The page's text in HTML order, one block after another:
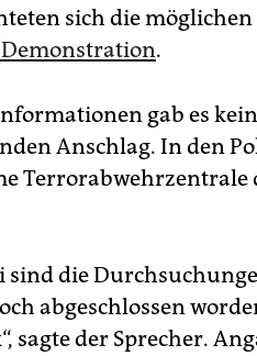
sich die möglichen
.
gab es
Anschlag. In den
Terrorabwehrzentrale
sind die
abgeschlossen
sagte der Sprecher.